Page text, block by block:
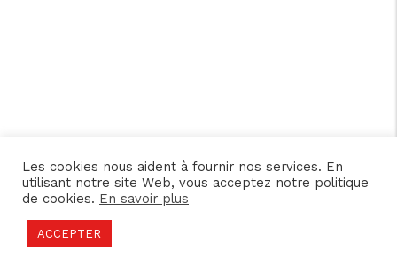
Les cookies nous aident à fournir nos services. En
utilisant notre site Web, vous acceptez notre politique
de cookies. En savoir plus
ACCEPTER